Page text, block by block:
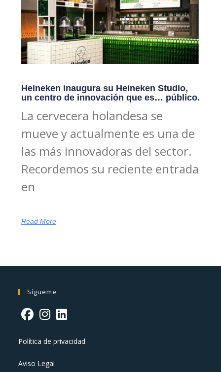
Heineken inaugura su Heineken Studio,
un centro de innovación que es… público.
La cervecera holandesa se
mueve y actualmente es una de
las más innovadoras del sector.
Recordemos su reciente entrada
en
Read More
Sígueme
Política de privacidad
Aviso Legal